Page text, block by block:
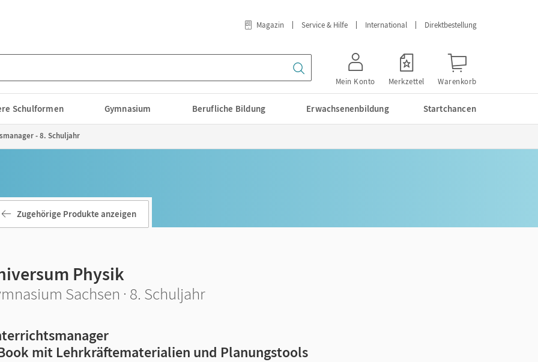
Magazin Service & Hilfe International Direktbestellung
Mein Konto Merkzettel Warenkorb
Schulformen Gymnasium Berufliche Bildung Erwachsenenbildung Startchancen
- 8. Schuljahr
Zugehörige Produkte anzeigen
Physik
Sachsen · 8. Schuljahr
mit Lehrkräftematerialien und Planungstools